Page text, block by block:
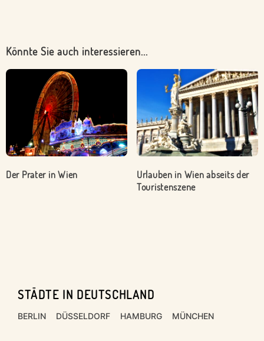
Könnte Sie auch interessieren...
Der Prater in Wien
Urlauben in Wien abseits der
Touristenszene
Footer
STÄDTE IN DEUTSCHLAND
BERLIN DÜSSELDORF HAMBURG MÜNCHEN